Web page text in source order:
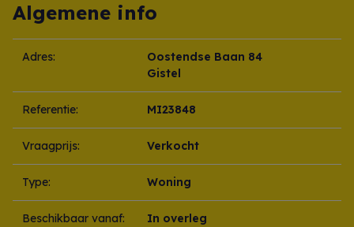
Algemene info
Adres:
Oostendse Baan 84
Gistel
Referentie: MI23848
Vraagprijs: Verkocht
Type: Woning
Beschikbaar vanaf: In overleg